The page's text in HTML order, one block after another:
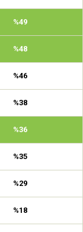
%49
%48
%46
%38
%36
%35
%29
%18